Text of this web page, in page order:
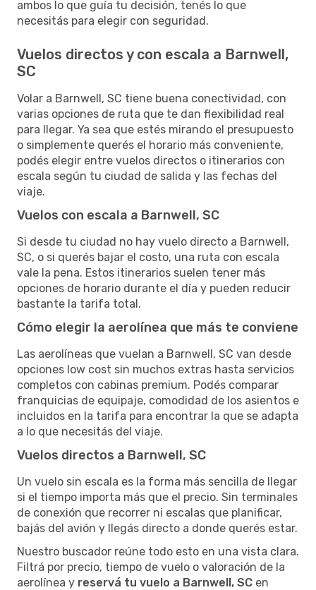
ambos lo que guía tu decisión, tenés lo que
necesitás para elegir con seguridad.
Vuelos directos y con escala a Barnwell,
SC
Volar a Barnwell, SC tiene buena conectividad, con
varias opciones de ruta que te dan flexibilidad real
para llegar. Ya sea que estés mirando el presupuesto
o simplemente querés el horario más conveniente,
podés elegir entre vuelos directos o itinerarios con
escala según tu ciudad de salida y las fechas del
viaje.
Vuelos con escala a Barnwell, SC
Si desde tu ciudad no hay vuelo directo a Barnwell,
SC, o si querés bajar el costo, una ruta con escala
vale la pena. Estos itinerarios suelen tener más
opciones de horario durante el día y pueden reducir
bastante la tarifa total.
Cómo elegir la aerolínea que más te conviene
Las aerolíneas que vuelan a Barnwell, SC van desde
opciones low cost sin muchos extras hasta servicios
completos con cabinas premium. Podés comparar
franquicias de equipaje, comodidad de los asientos e
incluidos en la tarifa para encontrar la que se adapta
a lo que necesitás del viaje.
Vuelos directos a Barnwell, SC
Un vuelo sin escala es la forma más sencilla de llegar
si el tiempo importa más que el precio. Sin terminales
de conexión que recorrer ni escalas que planificar,
bajás del avión y llegás directo a donde querés estar.
Nuestro buscador reúne todo esto en una vista clara.
Filtrá por precio, tiempo de vuelo o valoración de la
aerolínea y reservá tu vuelo a Barnwell, SC en